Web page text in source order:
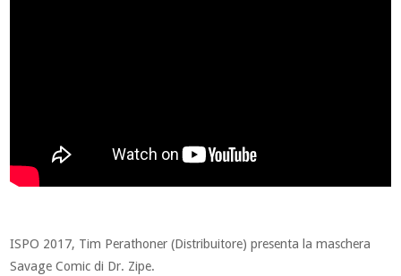
ISPO 2017, Tim Perathoner (Distribuitore) presenta la maschera
Savage Comic di Dr. Zipe.